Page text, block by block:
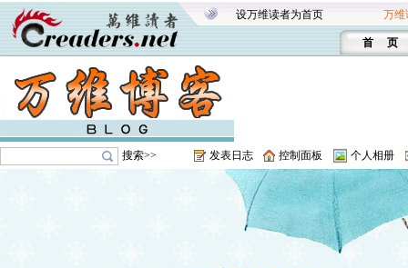
设万维读者为首页 万维
首 页
搜索>> 发表日志 控制面板 个人相册